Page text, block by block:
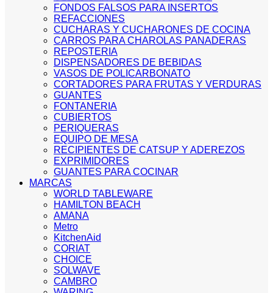
FONDOS FALSOS PARA INSERTOS
REFACCIONES
CUCHARAS Y CUCHARONES DE COCINA
CARROS PARA CHAROLAS PANADERAS
REPOSTERIA
DISPENSADORES DE BEBIDAS
VASOS DE POLICARBONATO
CORTADORES PARA FRUTAS Y VERDURAS
GUANTES
FONTANERIA
CUBIERTOS
PERIQUERAS
EQUIPO DE MESA
RECIPIENTES DE CATSUP Y ADEREZOS
EXPRIMIDORES
GUANTES PARA COCINAR
MARCAS
WORLD TABLEWARE
HAMILTON BEACH
AMANA
Metro
KitchenAid
CORIAT
CHOICE
SOLWAVE
CAMBRO